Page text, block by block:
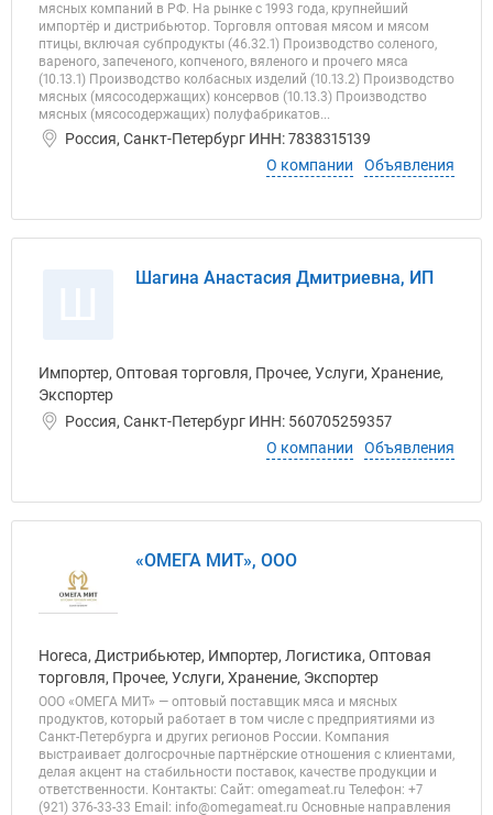
мясных компаний в РФ. На рынке с 1993 года, крупнейший
импортёр и дистрибьютор. Торговля оптовая мясом и мясом
птицы, включая субпродукты (46.32.1) Производство соленого,
вареного, запеченого, копченого, вяленого и прочего мяса
(10.13.1) Производство колбасных изделий (10.13.2) Производство
мясных (мясосодержащих) консервов (10.13.3) Производство
мясных (мясосодержащих) полуфабрикатов...
Россия, Санкт-Петербург ИНН: 7838315139
О компании
Объявления
Шагина Анастасия Дмитриевна, ИП
Импортер, Оптовая торговля, Прочее, Услуги, Хранение,
Экспортер
Россия, Санкт-Петербург ИНН: 560705259357
О компании
Объявления
«ОМЕГА МИТ», ООО
Horeca, Дистрибьютер, Импортер, Логистика, Оптовая
торговля, Прочее, Услуги, Хранение, Экспортер
ООО «ОМЕГА МИТ» — оптовый поставщик мяса и мясных
продуктов, который работает в том числе с предприятиями из
Санкт-Петербурга и других регионов России. Компания
выстраивает долгосрочные партнёрские отношения с клиентами,
делая акцент на стабильности поставок, качестве продукции и
ответственности. Контакты: Сайт: omegameat.ru Телефон: +7
(921) 376-33-33 Email: info@omegameat.ru Основные направления